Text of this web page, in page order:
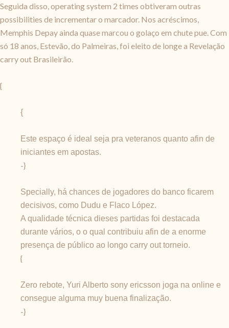
Seguida disso, operating system 2 times obtiveram outras
possibilities de incrementar o marcador. Nos acréscimos,
Memphis Depay ainda quase marcou o golaço em chute pue. Com
só 18 anos, Estevão, do Palmeiras, foi eleito de longe a Revelação
carry out Brasileirão.
{
{
Este espaço é ideal seja pra veteranos quanto afin de
iniciantes em apostas.
-}
Specially, há chances de jogadores do banco ficarem
decisivos, como Dudu e Flaco López.
A qualidade técnica dieses partidas foi destacada
durante vários, o o qual contribuiu afin de a enorme
presença de público ao longo carry out torneio.
{
Zero rebote, Yuri Alberto sony ericsson joga na online e
consegue alguma muy buena finalização.
-}